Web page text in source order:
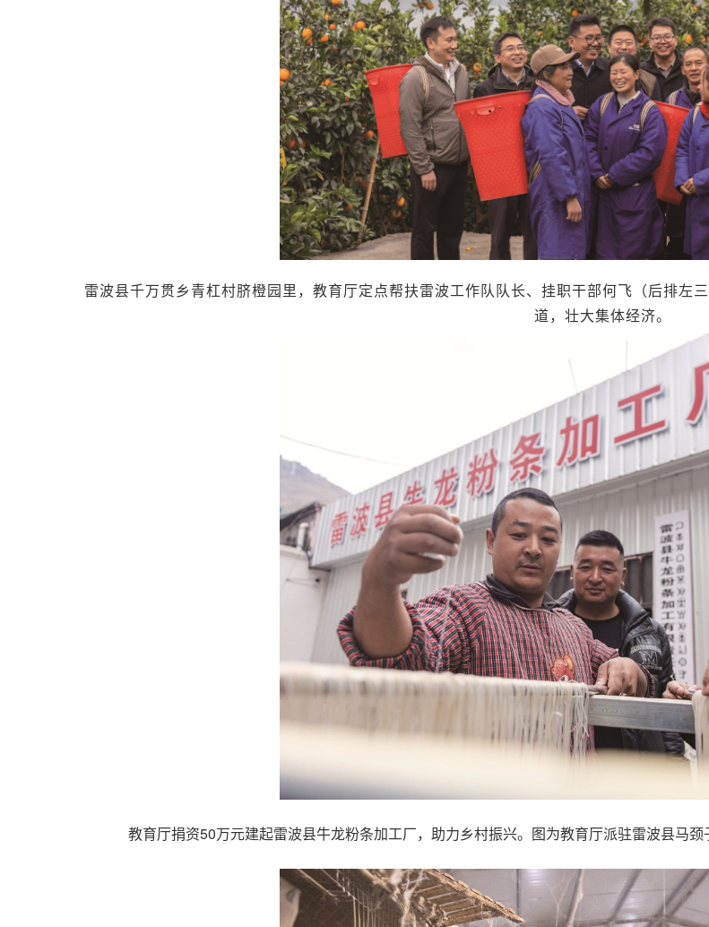
雷波县千万贯乡青杠村脐橙园里，教育厅定点帮扶雷波工作队队长、挂职干部何飞（后排左
道，壮大集体经济。
教育厅捐资50万元建起雷波县牛龙粉条加工厂，助力乡村振兴。图为教育厅派驻雷波县马